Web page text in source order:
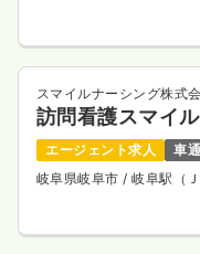
スマイルナーシング株式
訪問看護スマイ
エージェント求人
車
岐阜県岐阜市/ 岐阜駅（